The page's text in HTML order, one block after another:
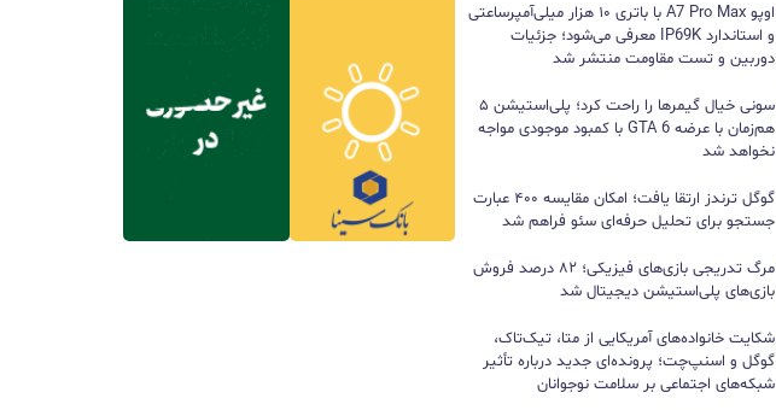
اوپو A7 Pro Max با باتری ۱۰ هزار میلی‌آمپرساعتی
و استاندارد IP69K معرفی می‌شود؛ جزئیات
دوربین و تست مقاومت منتشر شد
سونی خیال گیمرها را راحت کرد؛ پلی‌استیشن ۵
هم‌زمان با عرضه GTA 6 با کمبود موجودی مواجه
نخواهد شد
گوگل ترندز ارتقا یافت؛ امکان مقایسه ۴۰۰ عبارت
جستجو برای تحلیل حرفه‌ای سئو فراهم شد
مرگ تدریجی بازی‌های فیزیکی؛ ۸۲ درصد فروش
بازی‌های پلی‌استیشن دیجیتال شد
شکایت خانواده‌های آمریکایی از متا، تیک‌تاک،
گوگل و اسنپ‌چت؛ پرونده‌ای جدید درباره تأثیر
شبکه‌های اجتماعی بر سلامت نوجوانان